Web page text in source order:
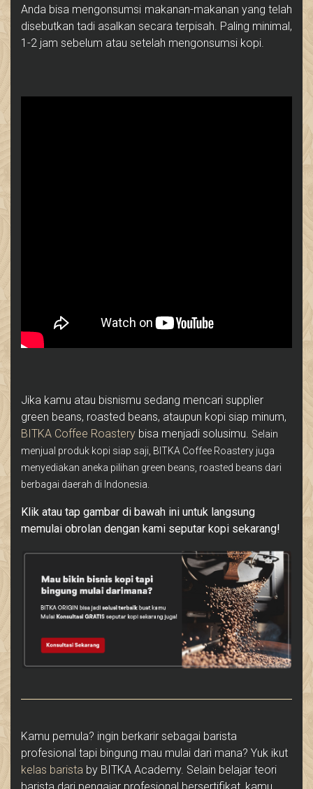
Anda bisa mengonsumsi makanan-makanan yang telah
disebutkan tadi asalkan secara terpisah. Paling minimal,
1-2 jam sebelum atau setelah mengonsumsi kopi.
Jika kamu atau bisnismu sedang mencari supplier
green beans, roasted beans, ataupun kopi siap minum,
BITKA Coffee Roastery bisa menjadi solusimu. Selain
menjual produk kopi siap saji, BITKA Coffee Roastery juga
menyediakan aneka pilihan green beans, roasted beans dari
berbagai daerah di Indonesia.
Klik atau tap gambar di bawah ini untuk langsung
memulai obrolan dengan kami seputar kopi sekarang!
Kamu pemula? ingin berkarir sebagai barista
profesional tapi bingung mau mulai dari mana? Yuk ikut
kelas barista by BITKA Academy. Selain belajar teori